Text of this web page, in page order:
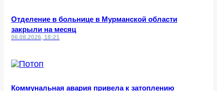
Отделение в больнице в Мурманской области
закрыли на месяц
06.08.2026, 18:21
Коммунальная авария привела к затоплению